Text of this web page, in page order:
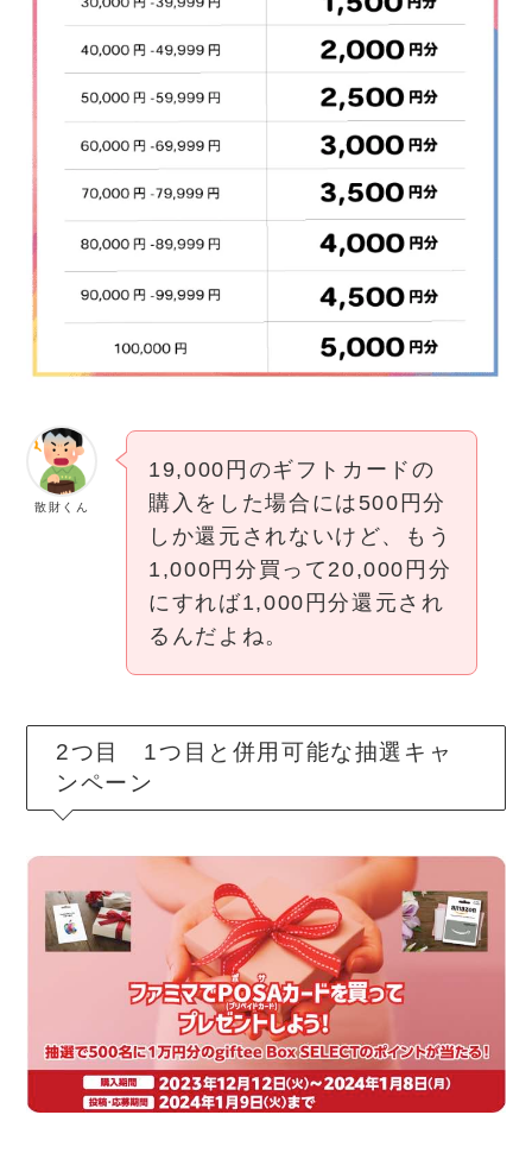
散財くん
19,000円のギフトカードの
購入をした場合には500円分
しか還元されないけど、もう
1,000円分買って20,000円分
にすれば1,000円分還元され
るんだよね。
2つ目 1つ目と併用可能な抽選キャ
ンペーン